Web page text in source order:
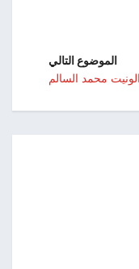
الموضوع التالي
محمد السالم